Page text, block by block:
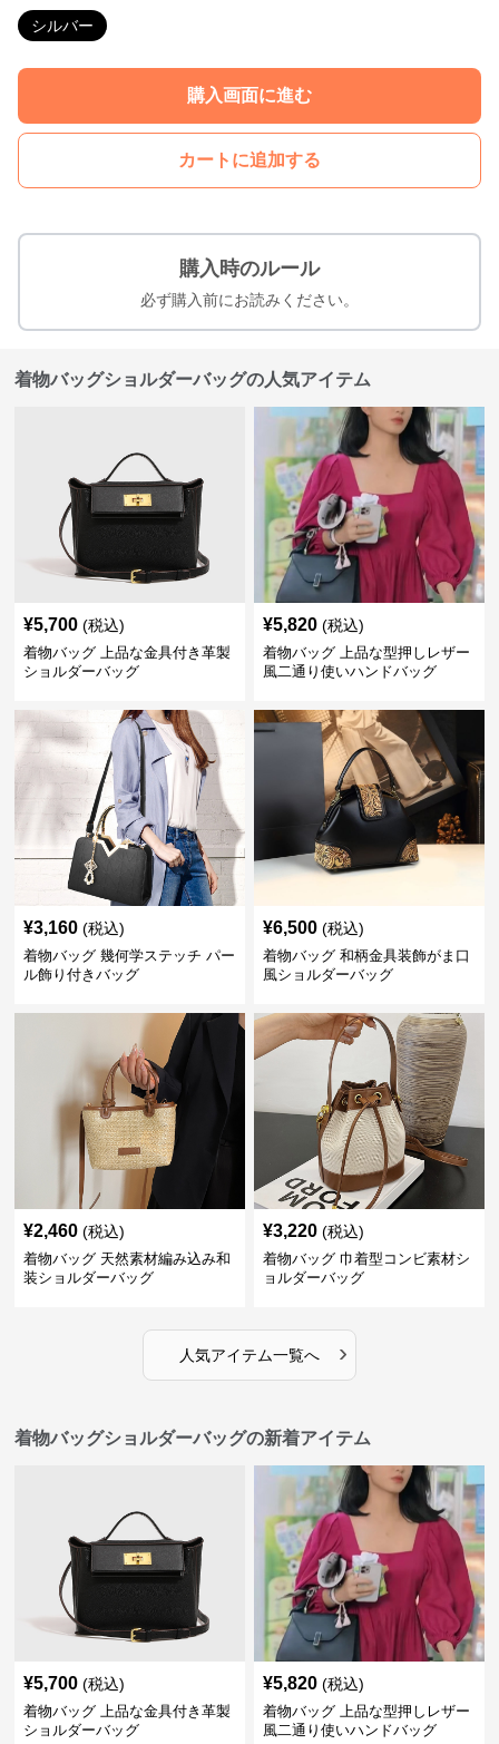
シルバー
購入画面に進む
カートに追加する
購入時のルール
必ず購入前にお読みください。
着物バッグショルダーバッグの人気アイテム
¥5,700 (税込)
着物バッグ 上品な金具付き革製
ショルダーバッグ
¥5,820 (税込)
着物バッグ 上品な型押しレザー
風二通り使いハンドバッグ
¥3,160 (税込)
着物バッグ 幾何学ステッチ パー
ル飾り付きバッグ
¥6,500 (税込)
着物バッグ 和柄金具装飾がま口
風ショルダーバッグ
¥2,460 (税込)
着物バッグ 天然素材編み込み和
装ショルダーバッグ
¥3,220 (税込)
着物バッグ 巾着型コンビ素材シ
ョルダーバッグ
人気アイテム一覧へ ›
着物バッグショルダーバッグの新着アイテム
¥5,700 (税込)
着物バッグ 上品な金具付き革製
ショルダーバッグ
¥5,820 (税込)
着物バッグ 上品な型押しレザー
風二通り使いハンドバッグ